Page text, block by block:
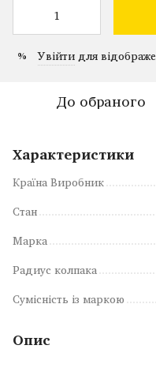
% Увійти для
До обраного
Характеристики
Країна Виробник
Стан
Марка
Радиус колпака
Сумісність із маркою
Опис